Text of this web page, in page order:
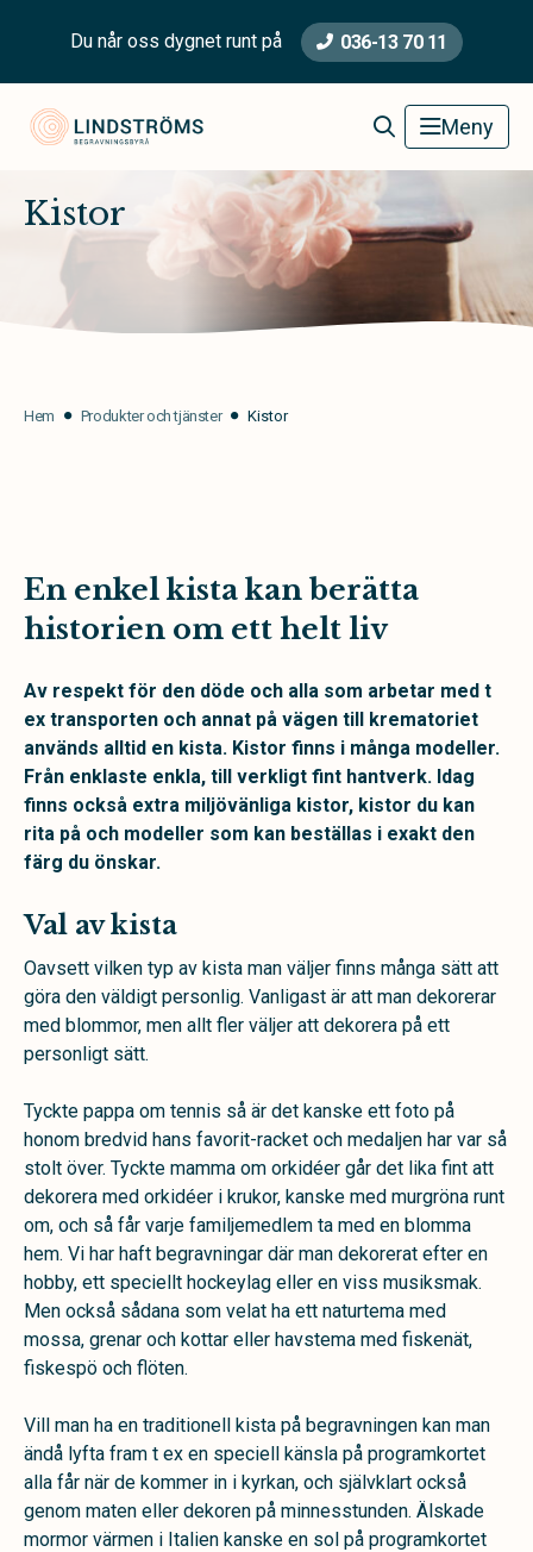
Du når oss dygnet runt på 036-13 70 11
Lindströms Begravningsbyrå Meny
Kistor
Hem Produkter och tjänster Kistor
En enkel kista kan berätta
historien om ett helt liv
Av respekt för den döde och alla som arbetar med t
ex transporten och annat på vägen till krematoriet
används alltid en kista. Kistor finns i många modeller.
Från enklaste enkla, till verkligt fint hantverk. Idag
finns också extra miljövänliga kistor, kistor du kan
rita på och modeller som kan beställas i exakt den
färg du önskar.
Val av kista
Oavsett vilken typ av kista man väljer finns många sätt att
göra den väldigt personlig. Vanligast är att man dekorerar
med blommor, men allt fler väljer att dekorera på ett
personligt sätt.
Tyckte pappa om tennis så är det kanske ett foto på
honom bredvid hans favorit-racket och medaljen har var så
stolt över. Tyckte mamma om orkidéer går det lika fint att
dekorera med orkidéer i krukor, kanske med murgröna runt
om, och så får varje familjemedlem ta med en blomma
hem. Vi har haft begravningar där man dekorerat efter en
hobby, ett speciellt hockeylag eller en viss musiksmak.
Men också sådana som velat ha ett naturtema med
mossa, grenar och kottar eller havstema med fiskenät,
fiskespö och flöten.
Vill man ha en traditionell kista på begravningen kan man
ändå lyfta fram t ex en speciell känsla på programkortet
alla får när de kommer in i kyrkan, och självklart också
genom maten eller dekoren på minnesstunden. Älskade
mormor värmen i Italien kanske en sol på programkortet